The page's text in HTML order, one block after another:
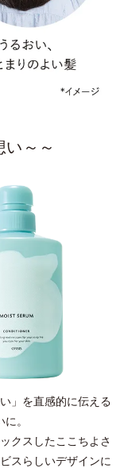
～～
」を直感的に伝える
。
クスしたここちよさ
スらしいデザインに